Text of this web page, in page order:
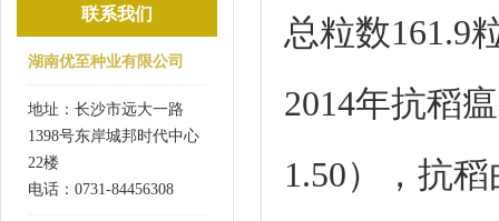
联系我们
湖南优至种业有限公司
地址：长沙市远大一路
1398号东岸城邦时代中心
22楼
电话：0731-84456308
总粒数161.9
2014年抗稻
1.50），抗